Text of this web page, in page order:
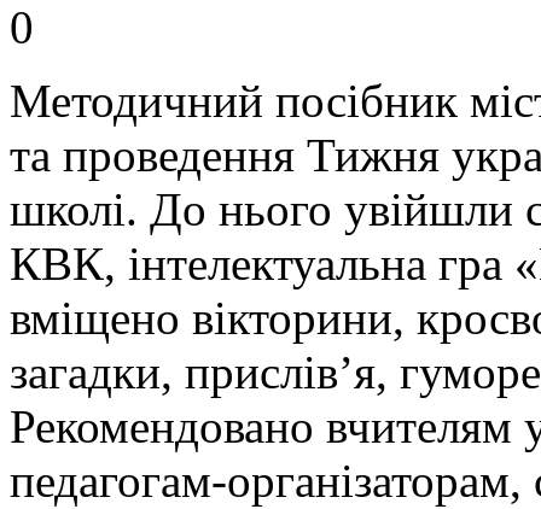
0
Методичний посібник
та проведення Тижня
школі. До нього увійшли
КВК, інтелектуальна
вміщено вікторини,
загадки, прислів’я,
Рекомендовано вчителям
педагогам-